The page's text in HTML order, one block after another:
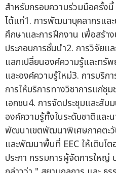
สำหรับกรอบความร่วมมือครั้ง
ได้แก่1. การพัฒนาบุคลากรแล
ศึกษาและการฝึกงาน เพื่อสร้า
ประกอบการชั้นนำ2. การวิจัย
แลกเปลี่ยนองค์ความรู้และทรั
และองค์ความรู้ใหม่3. การบริก
การให้บริการทางวิชาการแก่ชุ
เอกชน4. การจัดประชุมและสัม
องค์ความรู้ทั้งในระดับชาติและ
พัฒนาเขตพัฒนาพิเศษภาคตะ
และพัฒนาพื้นที่ EEC ให้เติบโ
ประภา กรรมการผู้จัดการใหญ่